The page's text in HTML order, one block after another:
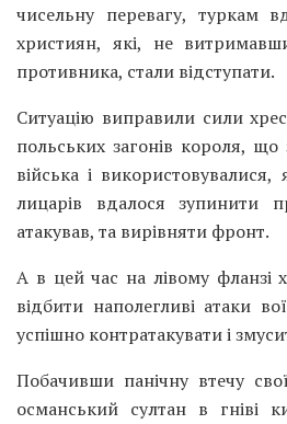
чисельну перевагу, туркам
християн, які, не
противника, стали відступати.
Ситуацію виправили сили
польських загонів короля,
війська і
лицарів вдалося зупинити
атакував, та вирівняти фронт.
А в цей час на лівому фланзі
відбити наполегливі атаки
успішно контратакувати і
Побачивши панічну втечу
османський султан в гніві